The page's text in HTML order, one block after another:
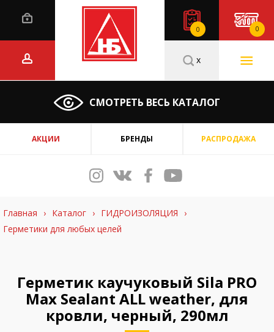
0 0
СМОТРЕТЬ ВЕСЬ КАТАЛОГ
x
АКЦИИ БРЕНДЫ РАСПРОДАЖА
Главная › Каталог › ГИДРОИЗОЛЯЦИЯ
›
Герметики для любых целей
Герметик каучуковый Sila PRO
Max Sealant ALL weather, для
кровли, черный, 290мл